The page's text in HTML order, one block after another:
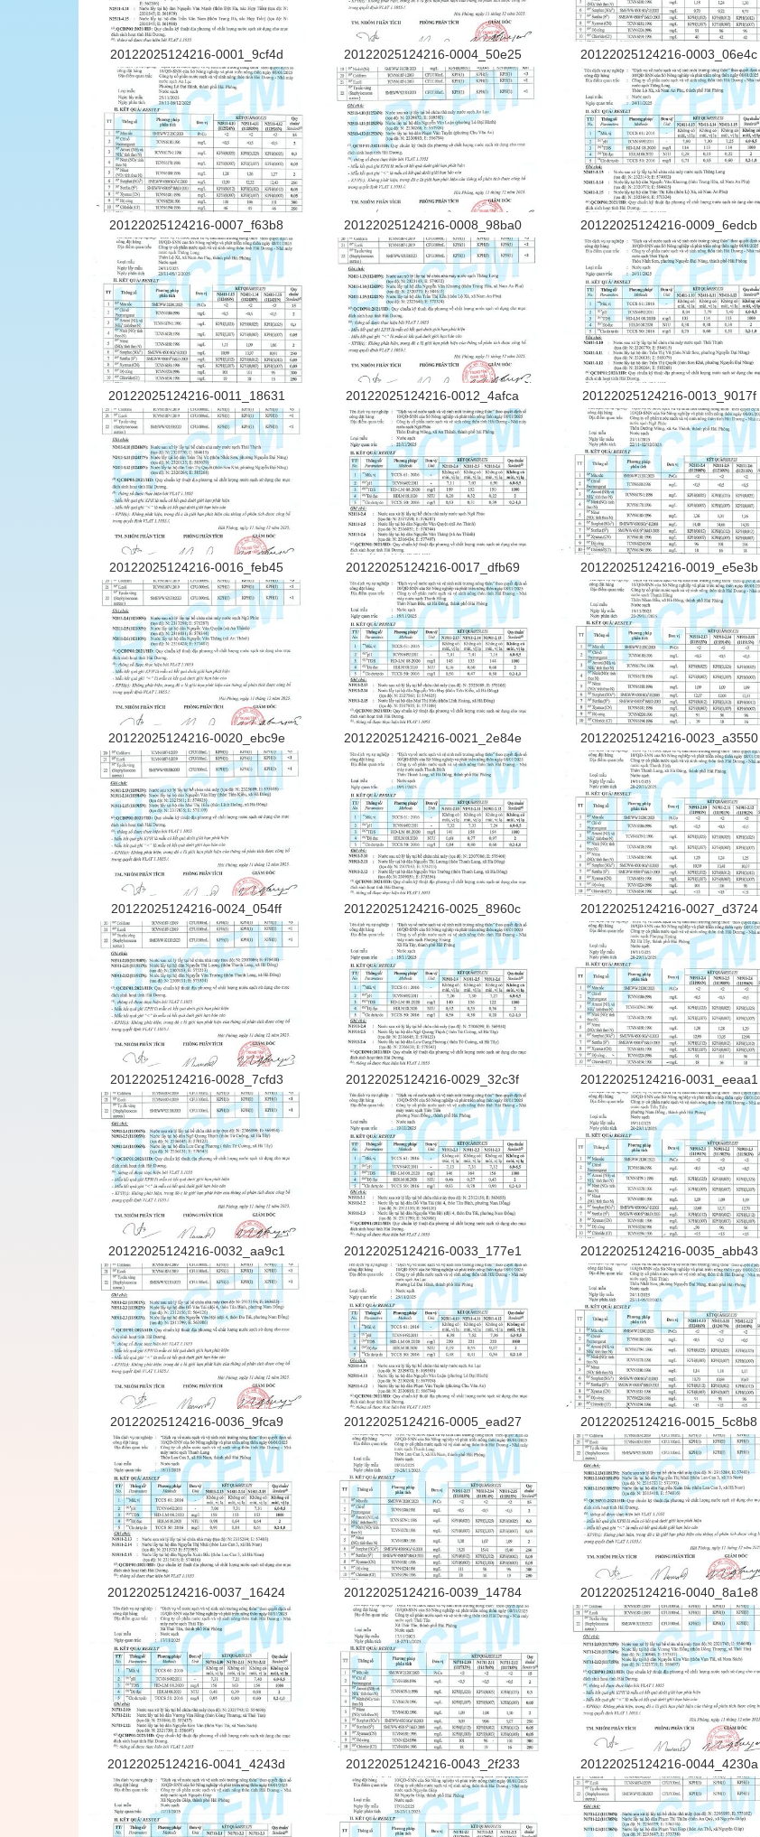
20122025124216-0001_9cf4d 20122025124216-0004_50e25 20122025124216-0003_06e4c
20122025124216-0007_f63b8 20122025124216-0008_98ba0 20122025124216-0009_6edcb
20122025124216-0011_18631 20122025124216-0012_4afca 20122025124216-0013_9017f
20122025124216-0016_feb45 20122025124216-0017_dfb69 20122025124216-0019_e5e3b
20122025124216-0020_ebc9e 20122025124216-0021_2e84e 20122025124216-0023_a3550
20122025124216-0024_054ff 20122025124216-0025_8960c 20122025124216-0027_d3724
20122025124216-0028_7cfd3 20122025124216-0029_32c3f 20122025124216-0031_eeaa1
20122025124216-0032_aa9c1 20122025124216-0033_177e1 20122025124216-0035_abb43
20122025124216-0036_9fca9 20122025124216-0005_ead27 20122025124216-0015_5c8b8
20122025124216-0037_16424 20122025124216-0039_14784 20122025124216-0040_8a1e8
20122025124216-0041_4243d 20122025124216-0043_2f233 20122025124216-0044_4230a
Hướng dẫn thanh toán tiền nước trực
tuyến
(12/07/2021)
Cải tạo nâng cấp hệ thống lọc nước (13/06/2019)